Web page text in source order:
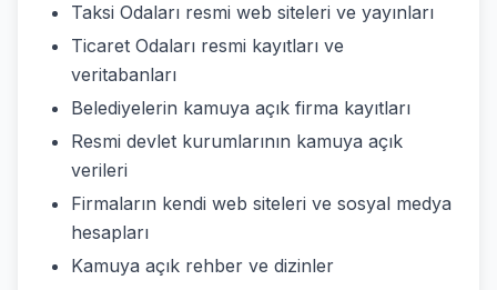
Taksi Odaları resmi web siteleri ve yayınları
Ticaret Odaları resmi kayıtları ve
veritabanları
Belediyelerin kamuya açık firma kayıtları
Resmi devlet kurumlarının kamuya açık
verileri
Firmaların kendi web siteleri ve sosyal medya
hesapları
Kamuya açık rehber ve dizinler